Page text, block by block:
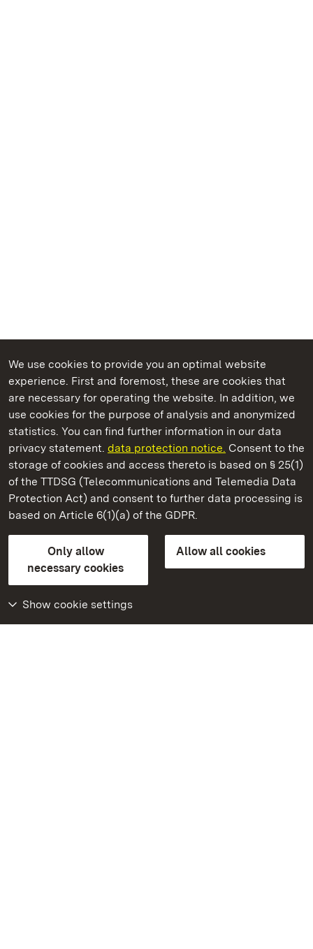
We use cookies to provide you an optimal website
experience. First and foremost, these are cookies that
are necessary for operating the website. In addition, we
use cookies for the purpose of analysis and anonymized
statistics. You can find further information in our data
privacy statement. data protection notice. Consent to the
storage of cookies and access thereto is based on § 25(1)
of the TTDSG (Telecommunications and Telemedia Data
Protection Act) and consent to further data processing is
based on Article 6(1)(a) of the GDPR.
Only allow
necessary cookies
Allow all cookies
Show cookie settings
State Palaces and Gardens of Baden-Wuerttemberg
Staatliche Schlösser und Gärten Baden‑Württemberg
State Palaces and Gardens of Baden-Wuerttemberg
Contact usFAQMasthead
Declaration on barrier-free access
BITV-konform (geprüfte Seiten)